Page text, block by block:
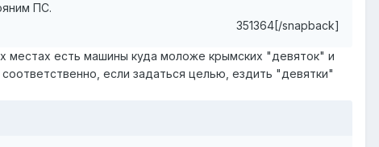
ПС.
351364[/snapback]
местах есть машины куда моложе крымских "девяток" и
если задаться целью, ездить "девятки"